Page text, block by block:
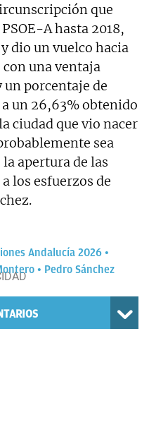
que
A hasta 2018,
dio un vuelco hacia
con una ventaja
un porcentaje de
un 26,63% obtenido
ciudad que vio nacer
sea
la apertura de las
los esfuerzos de
Andalucía 2026
Pedro Sánchez